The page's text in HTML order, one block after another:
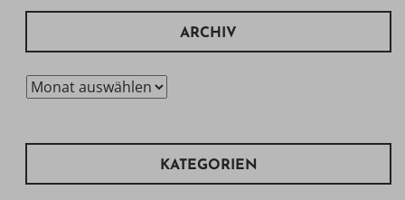
ARCHIV
Archiv
KATEGORIEN